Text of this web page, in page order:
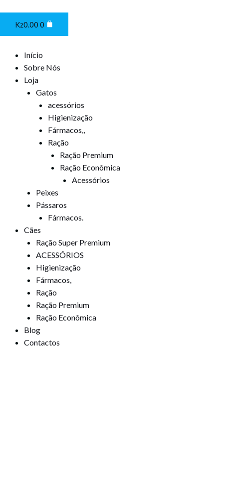
Kz0.00 0
Cart
Início
Sobre Nós
Loja
Gatos
acessórios
Higienização
Fármacos,,
Ração
Ração Premium
Ração Econômica
Acessórios
Peixes
Pássaros
Fármacos.
Cães
Ração Super Premium
ACESSÓRIOS
Higienização
Fármacos,
Ração
Ração Premium
Ração Econômica
Blog
Contactos